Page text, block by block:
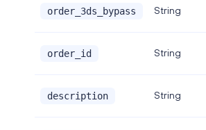
order_3ds_bypass String
order_id String
description String